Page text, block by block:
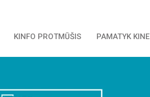
KINFO PROTMŪŠIS PAMATYK KINE